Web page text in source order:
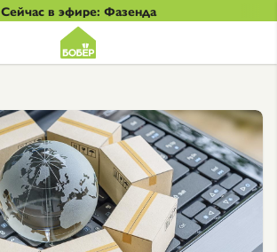
Сейчас в эфире: Фазенда